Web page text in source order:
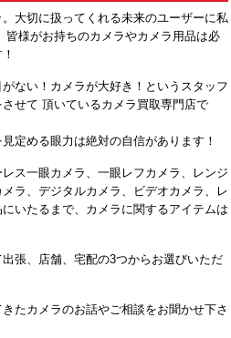
大切に扱ってくれる未来のユーザーに私
皆様がお持ちのカメラやカメラ用品は必
ない！カメラが大好き！というスタッフ
せて 頂いているカメラ買取専門店で
定める眼力は絶対の自信があります！
ス一眼カメラ、一眼レフカメラ、レンジ
ラ、デジタルカメラ、ビデオカメラ、レ
いたるまで、カメラに関するアイテムは
張、店舗、宅配の3つからお選びいただ
たカメラのお話やご相談をお聞かせ下さ